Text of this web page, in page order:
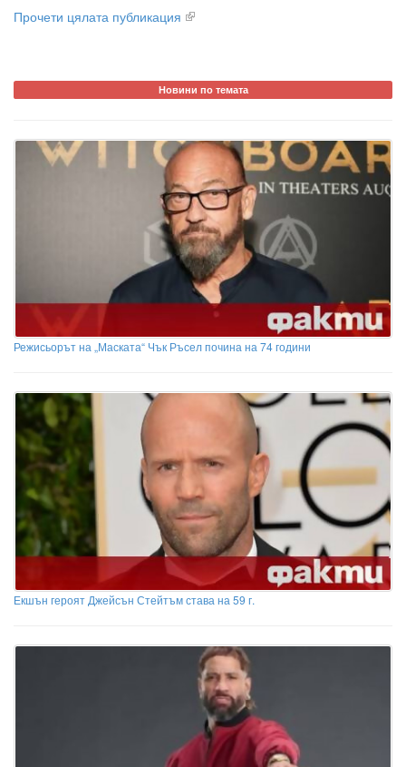
Прочети цялата публикация
Новини по темата
Режисьорът на „Маската“ Чък Ръсел почина на 74 години
Екшън героят Джейсън Стейтъм става на 59 г.